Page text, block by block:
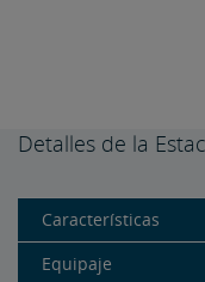
Detalles de la
Características
Equipaje